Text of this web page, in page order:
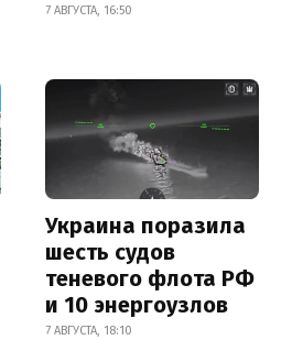
7 АВГУСТА, 16:50
Украина поразила
шесть судов
теневого флота РФ
и 10 энергоузлов
7 АВГУСТА, 18:10